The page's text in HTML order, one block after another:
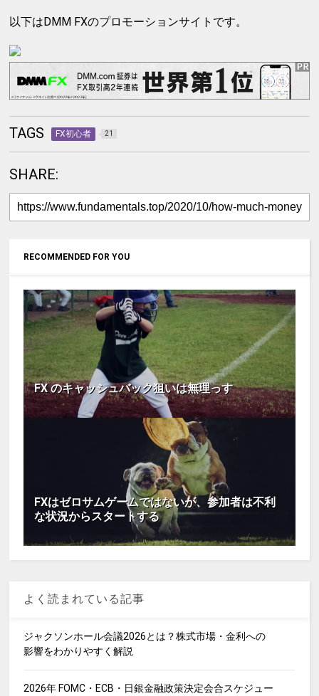
以下はDMM FXのプロモーションサイトです。
TAGS FX初心者 21
SHARE:
RECOMMENDED FOR YOU
FX のキャッシュバック狙いは無理っす
FXはゼロサムゲームではないが、参加者は不利
な状況からスタートする
よく読まれている記事
ジャクソンホール会議2026とは？株式市場・金利への
影響をわかりやすく解説
2026年 FOMC・ECB・日銀金融政策決定会合スケジュー